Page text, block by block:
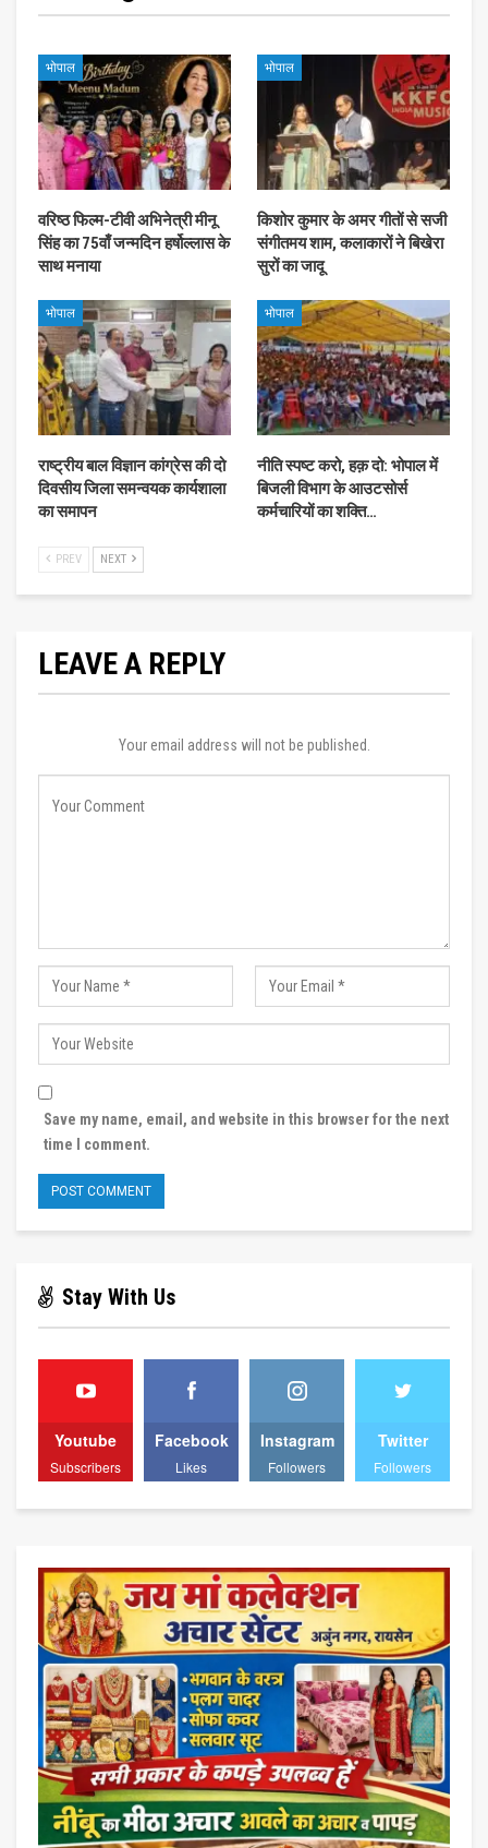
भोपाल
वरिष्ठ फिल्म-टीवी अभिनेत्री मीनू
सिंह का 75वाँ जन्मदिन हर्षोल्लास के
साथ मनाया
भोपाल
किशोर कुमार के अमर गीतों से सजी
संगीतमय शाम, कलाकारों ने बिखेरा
सुरों का जादू
भोपाल
राष्ट्रीय बाल विज्ञान कांग्रेस की दो
दिवसीय जिला समन्वयक कार्यशाला
का समापन
भोपाल
नीति स्पष्ट करो, हक़ दो: भोपाल में
बिजली विभाग के आउटसोर्स
कर्मचारियों का शक्ति…
PREV NEXT
LEAVE A REPLY
Your email address will not be published.
Save my name, email, and website in this browser for the next
time I comment.
Stay With Us
Youtube
Subscribers
Facebook
Likes
Instagram
Followers
Twitter
Followers